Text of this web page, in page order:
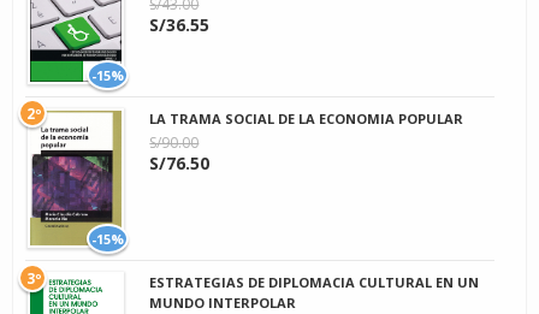
-15%
S/36.55
-15%
LA TRAMA SOCIAL DE LA ECONOMIA POPULAR
S/90.00
S/76.50
2º
ESTRATEGIAS DE DIPLOMACIA CULTURAL EN UN
MUNDO INTERPOLAR
3º